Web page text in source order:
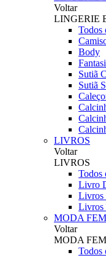
Voltar
LINGERIE
Todos
Body
Sutiã
Sutiã
LIVROS
Voltar
LIVROS
Todos
Livro
Livros
Livros
MODA
Voltar
MODA
Todos